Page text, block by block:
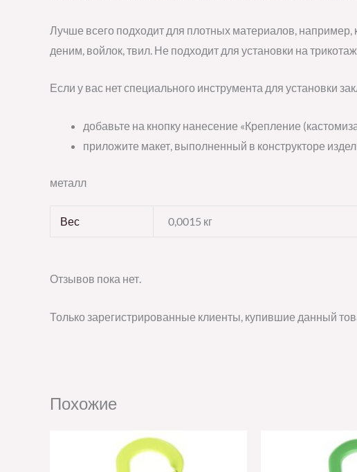
Лучше всего подходит для плотных материалов,
деним, войлок, твил. Не подходит для установки на трикотаж.
Если у вас нет специального инструмента для установки
добавьте на кнопку нанесение «Крепление
приложите макет, выполненный в конструкторе
металл
Вес 0,0015 кг
Отзывов пока нет.
Только зарегистрированные клиенты, купившие данный
Похожие